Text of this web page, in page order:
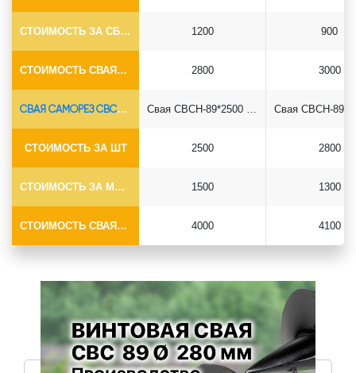
СТОИМОСТЬ ЗА СБОРКУ
СТОИМОСТЬ СВАЯ+СБОРКА (БЕЗ ОГОЛОВКА)
1200
2800
900
3000
СВАЯ САМОРЕЗ СВСН-Ø89*6.5
СТОИМОСТЬ ЗА ШТ
СТОИМОСТЬ ЗА МОНТАЖ
СТОИМОСТЬ СВАЯ+МОНТАЖ (БЕЗ ОГОЛОВКА)
Свая СВСН-89*2500 саморез
2500
1500
4000
2800
1300
4100